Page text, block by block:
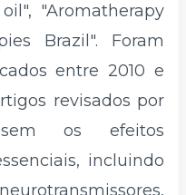
"Aromatherapy
Brazil". Foram
entre 2010 e
revisados por
os efeitos
incluindo